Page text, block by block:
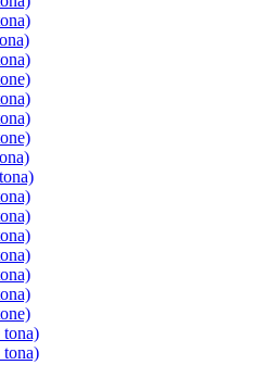
tona)
tona)